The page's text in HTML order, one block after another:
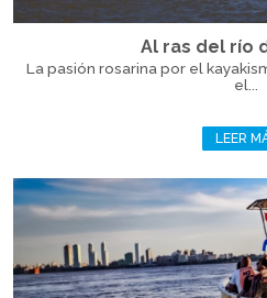
Al ras del río
La pasión rosarina por el
el...
LEER